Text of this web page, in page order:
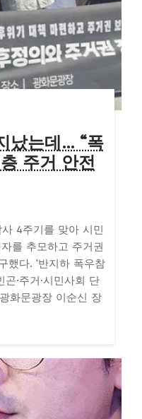
났는데… “폭
주거 안전
4주기를 맞아 시민
를 추모하고 주거권
했다. '반지하 폭우참
·주거·시민사회 단
화문광장 이순신 장